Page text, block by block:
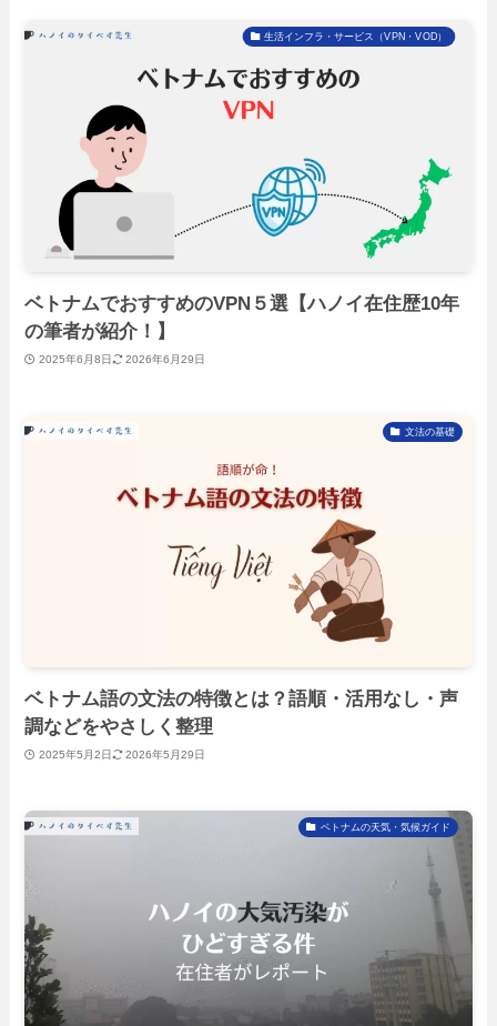
生活インフラ・サービス（VPN・VOD）
ベトナムでおすすめのVPN５選【ハノイ在住歴10年
の筆者が紹介！】
2025年6月8日 2026年6月29日
文法の基礎
ベトナム語の文法の特徴とは？語順・活用なし・声
調などをやさしく整理
2025年5月2日 2026年5月29日
ベトナムの天気・気候ガイド